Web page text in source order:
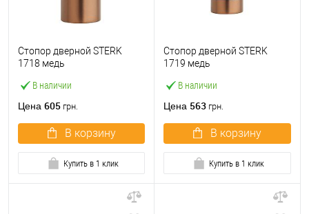
В наличии
Стопор дверной STERK
1718 медь
Цена 605 грн.
В корзину
Купить в 1 клик
В наличии
Стопор дверной STERK
1719 медь
Цена 563 грн.
В корзину
Купить в 1 клик